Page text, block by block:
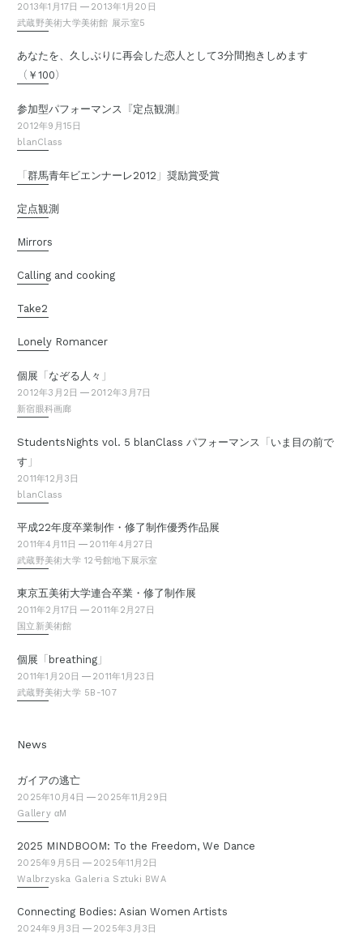
2013年1月17日
2013年1月20日
武蔵野美術大学美術館 展示室5
あなたを、久しぶりに再会した恋人として3分間抱きしめます
（ ￥100）
参加型パフォーマンス 『定点観測 』
2012年9月15日
blanClass
「群馬青年ビエンナーレ2012 」 奨励賞受賞
定点観測
Mirrors
Calling and cooking
Take2
Lonely Romancer
個展 「なぞる人々 」
2012年3月2日
2012年3月7日
新宿眼科画廊
StudentsNights vol. 5 blanClass パフォーマンス 「いま目の前で
す 」
2011年12月3日
blanClass
平成22年度卒業制作・修了制作優秀作品展
2011年4月11日
2011年4月27日
武蔵野美術大学 12号館地下展示室
東京五美術大学連合卒業・修了制作展
2011年2月17日
2011年2月27日
国立新美術館
個展 「breathing 」
2011年1月20日
2011年1月23日
武蔵野美術大学 5B-107
News
ガイアの逃亡
2025年10月4日
2025年11月29日
Gallery αM
2025 MINDBOOM: To the Freedom, We Dance
2025年9月5日
2025年11月2日
Walbrzyska Galeria Sztuki BWA
Connecting Bodies: Asian Women Artists
2024年9月3日
2025年3月3日